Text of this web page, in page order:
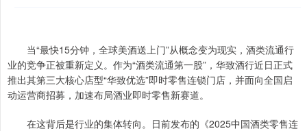
当“最快15分钟，全球美酒送上门”从概念变为现实，酒类流通行
业的竞争正被重新定义。作为“酒类流通第一股”，华致酒行近日正式
推出其第三大核心店型“华致优选”即时零售连锁门店，并面向全国启
动运营商招募，加速布局酒业即时零售新赛道。
在这背后是行业的集体转向。日前发布的《2025中国酒类零售连